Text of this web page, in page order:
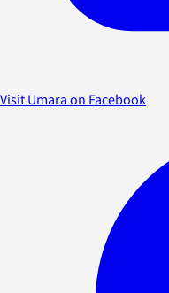
Visit Umara on Facebook